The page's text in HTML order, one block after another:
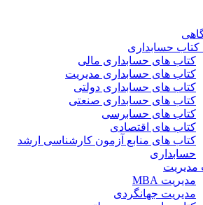
کتاب حسابداری
کتاب های حسابداری مالی
کتاب های حسابداری مدیریت
کتاب های حسابداری دولتی
کتاب های حسابداری صنعتی
کتاب های حسابرسی
کتاب های اقتصادی
کتاب های منابع آزمون کارشناسی ارشد
حسابداری
مدیریت
مدیریت MBA
مدیریت جهانگردی